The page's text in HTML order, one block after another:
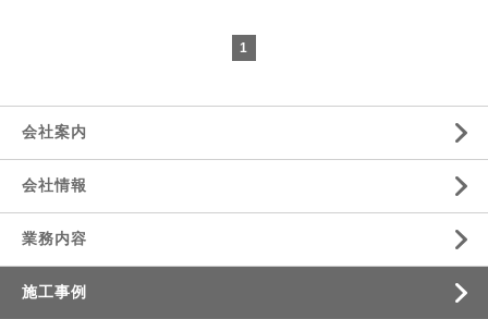
1
会社案内
会社情報
業務内容
施工事例